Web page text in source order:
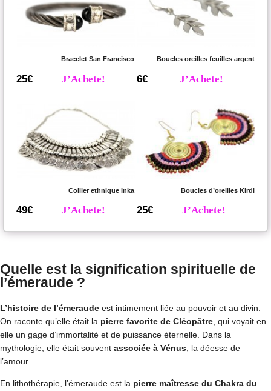
Bracelet San Francisco
25€ J’Achete!
Boucles oreilles feuilles argent
6€ J’Achete!
Collier ethnique Inka
49€ J’Achete!
Boucles d’oreilles Kirdi
25€ J’Achete!
Quelle est la signification spirituelle de
l’émeraude ?
L’histoire de l’émeraude est intimement liée au pouvoir et au divin.
On raconte qu’elle était la pierre favorite de Cléopâtre , qui voyait en
elle un gage d’immortalité et de puissance éternelle. Dans la
mythologie, elle était souvent associée à Vénus , la déesse de
l’amour.
En lithothérapie, l’émeraude est la pierre maîtresse du Chakra du